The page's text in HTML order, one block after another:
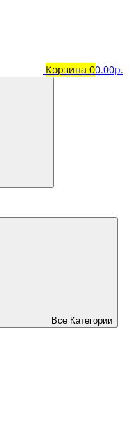
Корзина 00.00р.
Все Категории